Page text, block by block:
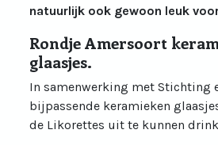
natuurlijk ook gewoon leuk
Rondje Amersoort
glaasjes.
In samenwerking met Stichting
bijpassende keramieken
de Likorettes uit te kunnen